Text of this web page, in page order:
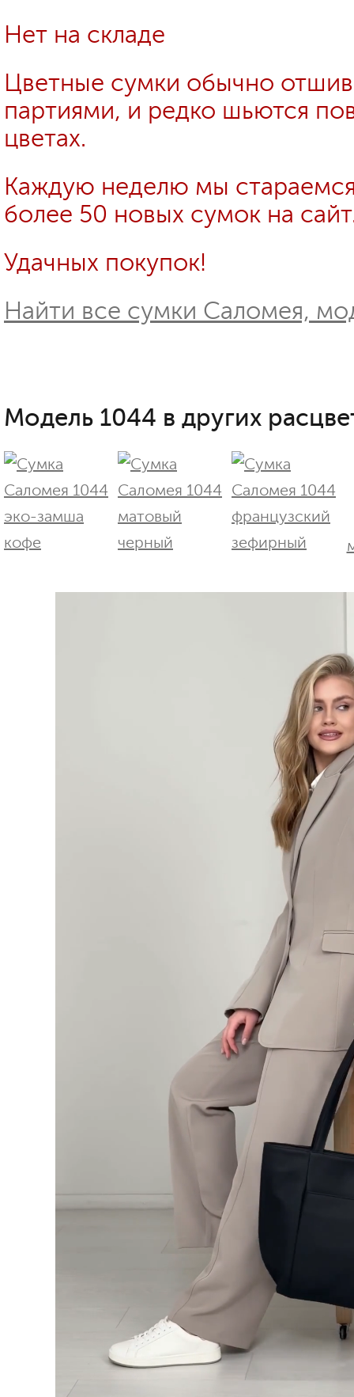
Нет на складе
Цветные сумки обычно
партиями, и редко шьются
цветах.
Каждую неделю мы
более 50 новых сумок на
Удачных покупок!
Найти все сумки Саломея,
Модель 1044 в других